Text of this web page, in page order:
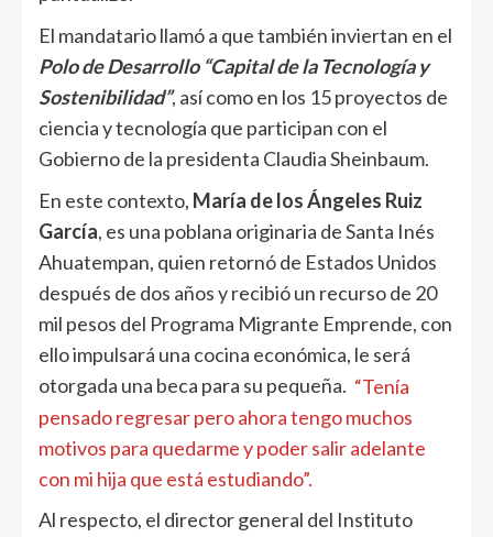
El mandatario llamó a que también inviertan en el
Polo de Desarrollo “Capital de la Tecnología y
Sostenibilidad”, así como en los 15 proyectos de
ciencia y tecnología que participan con el
Gobierno de la presidenta Claudia Sheinbaum.
En este contexto, María de los Ángeles Ruiz
García, es una poblana originaria de Santa Inés
Ahuatempan, quien retornó de Estados Unidos
después de dos años y recibió un recurso de 20
mil pesos del Programa Migrante Emprende, con
ello impulsará una cocina económica, le será
otorgada una beca para su pequeña. “Tenía
pensado regresar pero ahora tengo muchos
motivos para quedarme y poder salir adelante
con mi hija que está estudiando”.
Al respecto, el director general del Instituto